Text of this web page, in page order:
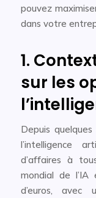
pouvez
dans votre
1.
sur les
Depuis
l’intelligence
d’affaires à
mondial de
d’euros, avec